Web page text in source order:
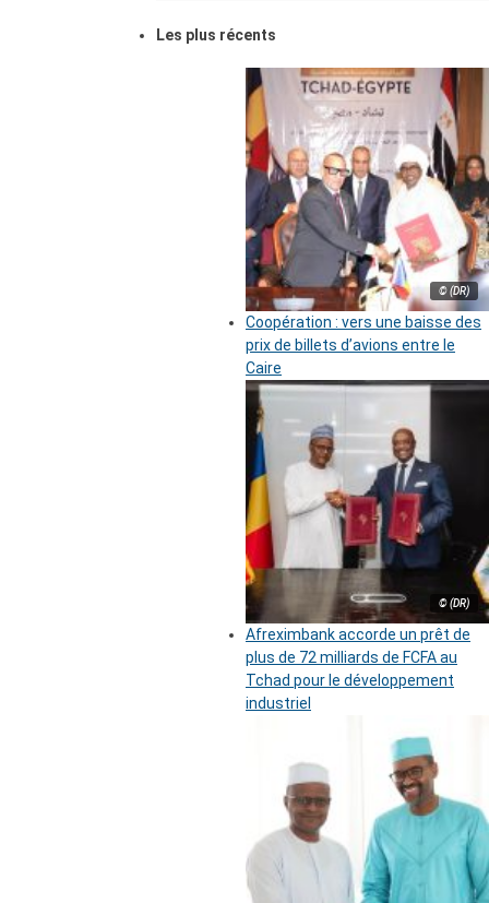
Les plus récents
© (DR)
Coopération : vers une baisse des
prix de billets d’avions entre le
Caire
© (DR)
Afreximbank accorde un prêt de
plus de 72 milliards de FCFA au
Tchad pour le développement
industriel